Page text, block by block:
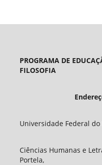
PROGRAMA DE
FILOSOFIA
Endereço /
Universidade Federal do
Ciências Humanas e
Portela,